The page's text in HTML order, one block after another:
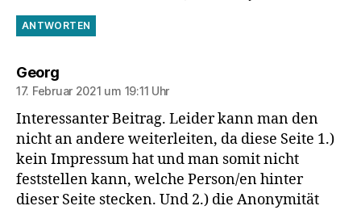
ANTWORTEN
Georgsagt:
17. Februar 2021 um 19:11 Uhr
Interessanter Beitrag. Leider kann man den
nicht an andere weiterleiten, da diese Seite 1.)
kein Impressum hat und man somit nicht
feststellen kann, welche Person/en hinter
dieser Seite stecken. Und 2.) die Anonymität